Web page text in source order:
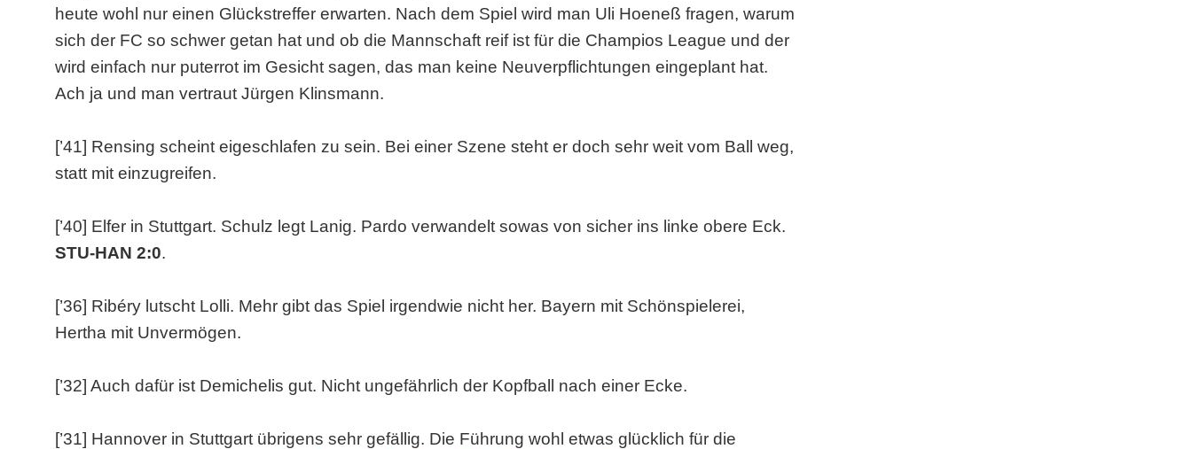
heute wohl nur einen Glückstreffer erwarten. Nach dem Spiel wird man Uli Hoeneß fragen, warum
sich der FC so schwer getan hat und ob die Mannschaft reif ist für die Champios League und der
wird einfach nur puterrot im Gesicht sagen, das man keine Neuverpflichtungen eingeplant hat.
Ach ja und man vertraut Jürgen Klinsmann.
[’41] Rensing scheint eigeschlafen zu sein. Bei einer Szene steht er doch sehr weit vom Ball weg,
statt mit einzugreifen.
[’40] Elfer in Stuttgart. Schulz legt Lanig. Pardo verwandelt sowas von sicher ins linke obere Eck.
STU-HAN 2:0.
[’36] Ribéry lutscht Lolli. Mehr gibt das Spiel irgendwie nicht her. Bayern mit Schönspielerei,
Hertha mit Unvermögen.
[’32] Auch dafür ist Demichelis gut. Nicht ungefährlich der Kopfball nach einer Ecke.
[’31] Hannover in Stuttgart übrigens sehr gefällig. Die Führung wohl etwas glücklich für die